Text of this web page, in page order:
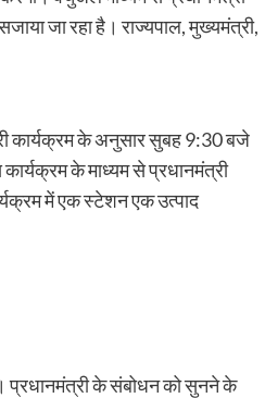
जा रहा है। राज्यपाल, मुख्यमंत्री,
कार्यक्रम के अनुसार सुबह 9:30 बजे
के माध्यम से प्रधानमंत्री
में एक स्टेशन एक उत्पाद
प्रधानमंत्री के संबोधन को सुनने के